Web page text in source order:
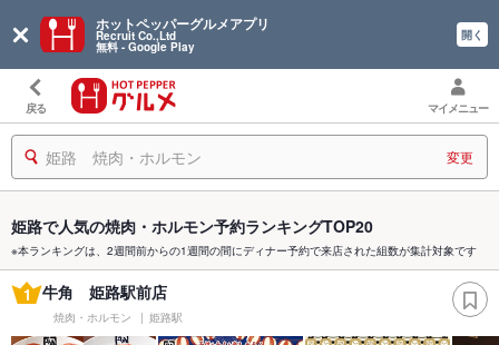
ホットペッパーグルメアプリ
Recruit Co.,Ltd
無料 - Google Play
開く
戻る マイメニュー
姫路 焼肉・ホルモン 変更
姫路で人気の焼肉・ホルモン予約ランキングTOP20
※本ランキングは、2週間前からの1週間の間にディナー予約で来店された組数が集計対象です
1 牛角 姫路駅前店
焼肉・ホルモン 姫路駅